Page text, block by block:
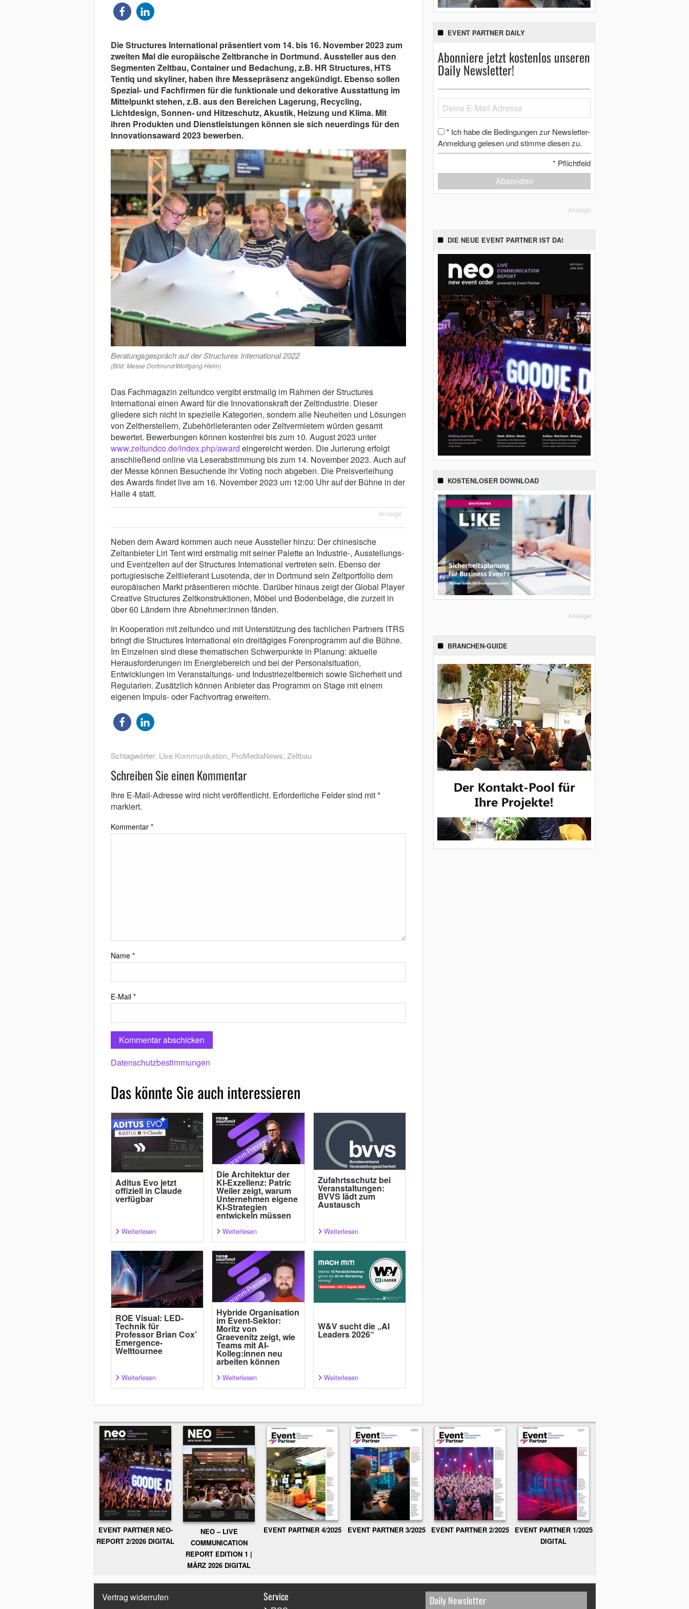
Die Structures International präsentiert vom 14. bis 16. November 2023 zum
zweiten Mal die europäische Zeltbranche in Dortmund. Aussteller aus den
Segmenten Zeltbau, Container und Bedachung, z.B. HR Structures, HTS
Tentiq und skyliner, haben ihre Messepräsenz angekündigt. Ebenso sollen
Spezial- und Fachfirmen für die funktionale und dekorative Ausstattung im
Mittelpunkt stehen, z.B. aus den Bereichen Lagerung, Recycling,
Lichtdesign, Sonnen- und Hitzeschutz, Akustik, Heizung und Klima. Mit
ihren Produkten und Dienstleistungen können sie sich neuerdings für den
Innovationsaward 2023 bewerben.
Beratungsgespräch auf der Structures International 2022
(Bild: Messe Dortmund/Wolfgang Helm)
Das Fachmagazin zeltundco vergibt erstmalig im Rahmen der Structures
International einen Award für die Innovationskraft der Zeltindustrie. Dieser
gliedere sich nicht in spezielle Kategorien, sondern alle Neuheiten und Lösungen
von Zeltherstellern, Zubehörlieferanten oder Zeltvermietern würden gesamt
bewertet. Bewerbungen können kostenfrei bis zum 10. August 2023 unter
www.zeltundco.de/index.php/award eingereicht werden. Die Jurierung erfolgt
anschließend online via Leserabstimmung bis zum 14. November 2023. Auch auf
der Messe können Besuchende ihr Voting noch abgeben. Die Preisverleihung
des Awards findet live am 16. November 2023 um 12:00 Uhr auf der Bühne in der
Halle 4 statt.
Anzeige
Neben dem Award kommen auch neue Aussteller hinzu: Der chinesische
Zeltanbieter Liri Tent wird erstmalig mit seiner Palette an Industrie-, Ausstellungs-
und Eventzelten auf der Structures International vertreten sein. Ebenso der
portugiesische Zeltlieferant Lusotenda, der in Dortmund sein Zeltportfolio dem
europäischen Markt präsentieren möchte. Darüber hinaus zeigt der Global Player
Creative Structures Zeltkonstruktionen, Möbel und Bodenbeläge, die zurzeit in
über 60 Ländern ihre Abnehmer:innen fänden.
In Kooperation mit zeltundco und mit Unterstützung des fachlichen Partners ITRS
bringt die Structures International ein dreitägiges Forenprogramm auf die Bühne.
Im Einzelnen sind diese thematischen Schwerpunkte in Planung: aktuelle
Herausforderungen im Energiebereich und bei der Personalsituation,
Entwicklungen im Veranstaltungs- und Industriezeltbereich sowie Sicherheit und
Regularien. Zusätzlich können Anbieter das Programm on Stage mit einem
eigenen Impuls- oder Fachvortrag erweitern.
Schlagwörter: Live Kommunikation, ProMediaNews, Zeltbau
Schreiben Sie einen Kommentar
Ihre E-Mail-Adresse wird nicht veröffentlicht. Erforderliche Felder sind mit*
markiert.
Kommentar *
Name *
E-Mail *
Datenschutzbestimmungen
Das könnte Sie auch interessieren
Aditus Evo jetzt
offiziell in Claude
verfügbar
Weiterlesen
Die Architektur der
KI-Exzellenz: Patric
Weiler zeigt, warum
Unternehmen eigene
KI-Strategien
entwickeln müssen
Weiterlesen
Zufahrtsschutz bei
Veranstaltungen:
BVVS lädt zum
Austausch
Weiterlesen
ROE Visual: LED-
Technik für
Professor Brian Cox’
Emergence-
Welttournee
Weiterlesen
Hybride Organisation
im Event-Sektor:
Moritz von
Graevenitz zeigt, wie
Teams mit AI-
Kolleg:innen neu
arbeiten können
Weiterlesen
W&V sucht die „AI
Leaders 2026“
Weiterlesen
EVENT PARTNER DAILY
Abonniere jetzt kostenlos unseren
Daily Newsletter!
* Ich habe die Bedingungen zur Newsletter-
Anmeldung gelesen und stimme diesen zu.
* Pflichtfeld
Absenden
Anzeige
DIE NEUE EVENT PARTNER IST DA!
KOSTENLOSER DOWNLOAD
Anzeige
BRANCHEN-GUIDE
EVENT PARTNER NEO-
REPORT 2/2026 DIGITAL
NEO – LIVE
COMMUNICATION
REPORT EDITION 1 |
MÄRZ 2026 DIGITAL
EVENT PARTNER 4/2025 EVENT PARTNER 3/2025 EVENT PARTNER 2/2025
EVENT PARTNER 1/2025
DIGITAL
Vertrag widerrufen Service Daily Newsletter